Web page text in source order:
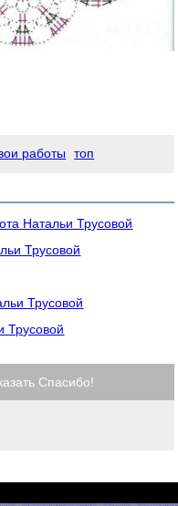
работы топ
Натальи Трусовой
Трусовой
Трусовой
Трусовой
Спасибо!